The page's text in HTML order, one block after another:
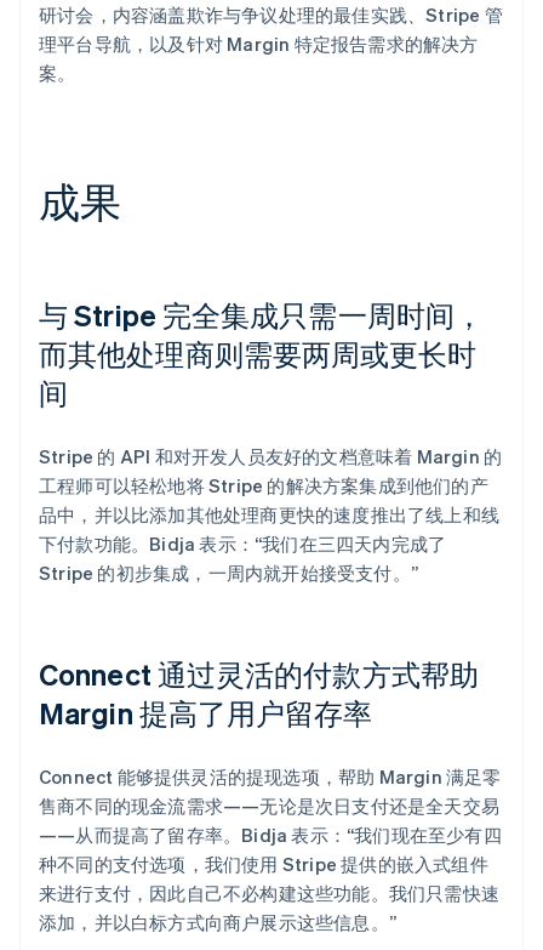
研讨会，内容涵盖欺诈与争议处理的最佳实践、Stripe 管
理平台导航，以及针对 Margin 特定报告需求的解决方
案。
成果
与 Stripe 完全集成只需一周时间，
而其他处理商则需要两周或更长时
间
Stripe 的 API 和对开发人员友好的文档意味着 Margin 的
工程师可以轻松地将 Stripe 的解决方案集成到他们的产
品中，并以比添加其他处理商更快的速度推出了线上和线
下付款功能。Bidja 表示：“我们在三四天内完成了
Stripe 的初步集成，一周内就开始接受支付。”
Connect 通过灵活的付款方式帮助
Margin 提高了用户留存率
Connect 能够提供灵活的提现选项，帮助 Margin 满足零
售商不同的现金流需求——无论是次日支付还是全天交易
——从而提高了留存率。Bidja 表示：“我们现在至少有四
种不同的支付选项，我们使用 Stripe 提供的嵌入式组件
来进行支付，因此自己不必构建这些功能。我们只需快速
添加，并以白标方式向商户展示这些信息。”